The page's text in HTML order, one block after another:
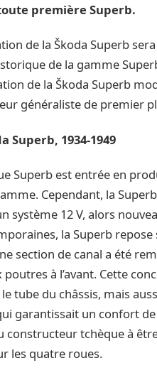
première Superb.
de la Škoda Superb
de la gamme
de la Škoda Superb
généraliste de premier
Superb, 1934-1949
Superb est entrée en
Cependant, la
système 12 V, alors
la Superb
section de canal a été
poutres à l’avant. Cette
tube du châssis, mais
garantissait un confort
constructeur tchèque à
les quatre roues.